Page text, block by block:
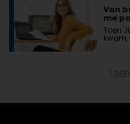
Van
me
Toen
kwam,